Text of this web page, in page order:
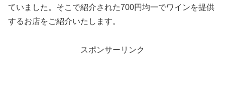
ていました。そこで紹介された700円均一でワインを提供
するお店をご紹介いたします。
スポンサーリンク